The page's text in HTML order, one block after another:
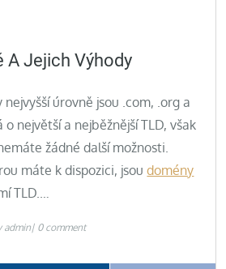
A Jejich Výhody
úrovně jsou .com, .org a
o největší a nejběžnější TLD, však
žádné další možnosti.
máte k dispozici, jsoudomény
TLD.…
admin 0 comment